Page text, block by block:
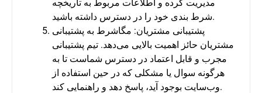
مدیریت کرده و اطلاعات مربوط به تاریخچه
شرط بندی خود را در دسترس داشته باشید.
پشتیبانی مشتریان: مگاشرط به پشتیبانی
مشتریان حائز اهمیت بالایی می‌دهد. تیم پشتیبانی
مجرب و قابل اعتماد در دسترس شماست تا به
هرگونه سوال یا مشکلی که در حین استفاده از
وب‌سایت بوجود آید، پاسخ دهد و راهنمایی کند.